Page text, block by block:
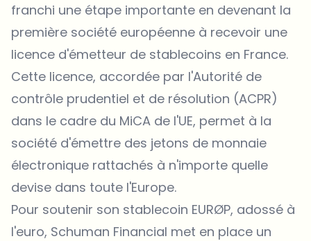
franchi une étape importante en devenant la
première société européenne à recevoir une
licence d'émetteur de stablecoins en France.
Cette licence, accordée par l'Autorité de
contrôle prudentiel et de résolution (ACPR)
dans le cadre du MiCA de l'UE, permet à la
société d'émettre des jetons de monnaie
électronique rattachés à n'importe quelle
devise dans toute l'Europe.
Pour soutenir son stablecoin EURØP, adossé à
l'euro, Schuman Financial met en place un